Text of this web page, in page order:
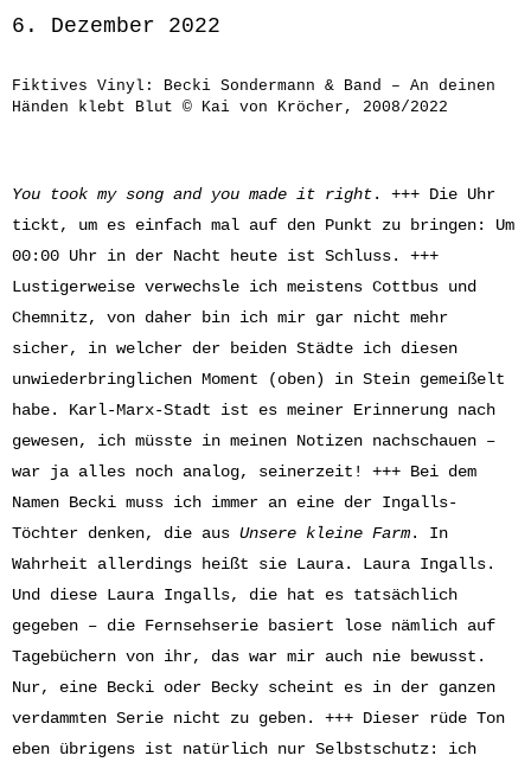
6. Dezember 2022
Fiktives Vinyl: Becki Sondermann & Band – An deinen
Händen klebt Blut © Kai von Kröcher, 2008/2022
You took my song and you made it right. +++ Die Uhr
tickt, um es einfach mal auf den Punkt zu bringen: Um
00:00 Uhr in der Nacht heute ist Schluss. +++
Lustigerweise verwechsle ich meistens Cottbus und
Chemnitz, von daher bin ich mir gar nicht mehr
sicher, in welcher der beiden Städte ich diesen
unwiederbringlichen Moment (oben) in Stein gemeißelt
habe. Karl-Marx-Stadt ist es meiner Erinnerung nach
gewesen, ich müsste in meinen Notizen nachschauen –
war ja alles noch analog, seinerzeit! +++ Bei dem
Namen Becki muss ich immer an eine der Ingalls-
Töchter denken, die aus Unsere kleine Farm. In
Wahrheit allerdings heißt sie Laura. Laura Ingalls.
Und diese Laura Ingalls, die hat es tatsächlich
gegeben – die Fernsehserie basiert lose nämlich auf
Tagebüchern von ihr, das war mir auch nie bewusst.
Nur, eine Becki oder Becky scheint es in der ganzen
verdammten Serie nicht zu geben. +++ Dieser rüde Ton
eben übrigens ist natürlich nur Selbstschutz: ich